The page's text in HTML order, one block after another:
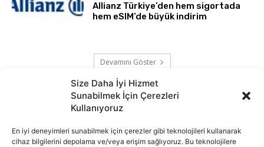
Size Daha İyi Hizmet
Sunabilmek İçin Çerezleri
Kullanıyoruz
En iyi deneyimleri sunabilmek için çerezler gibi teknolojileri kullanarak
cihaz bilgilerini depolama ve/veya erişim sağlıyoruz. Bu teknolojilere
Allianz Türkiye’den hem sigortada
hem eSIM’de büyük indirim
Devamını Göster